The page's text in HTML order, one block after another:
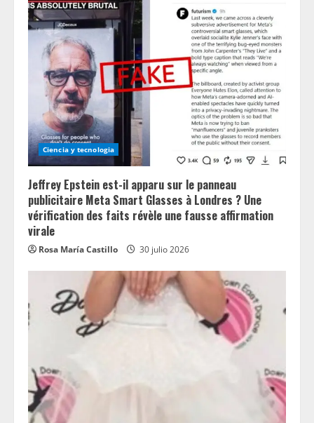
Ciencia y tecnologia
Jeffrey Epstein est-il apparu sur le panneau
publicitaire Meta Smart Glasses à Londres ? Une
vérification des faits révèle une fausse affirmation
virale
Rosa María Castillo 30 julio 2026